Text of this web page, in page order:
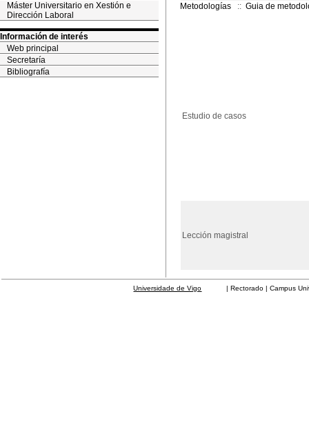
Máster Universitario en Xestión e
Dirección Laboral
Información de interés
Web principal
Secretaría
Bibliografía
Metodologías
:: Guia de
Estudio de casos
Lección magistral
Universidade de Vigo | Rectorado | Campus